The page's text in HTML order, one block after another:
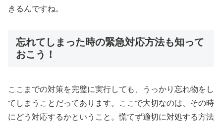
きるんですね。
忘れてしまった時の緊急対応方法も知って
おこう！
ここまでの対策を完璧に実行しても、うっかり忘れ物をし
てしまうことだってあります。ここで大切なのは、その時
にどう対応するかということ。慌てず適切に対処する方法